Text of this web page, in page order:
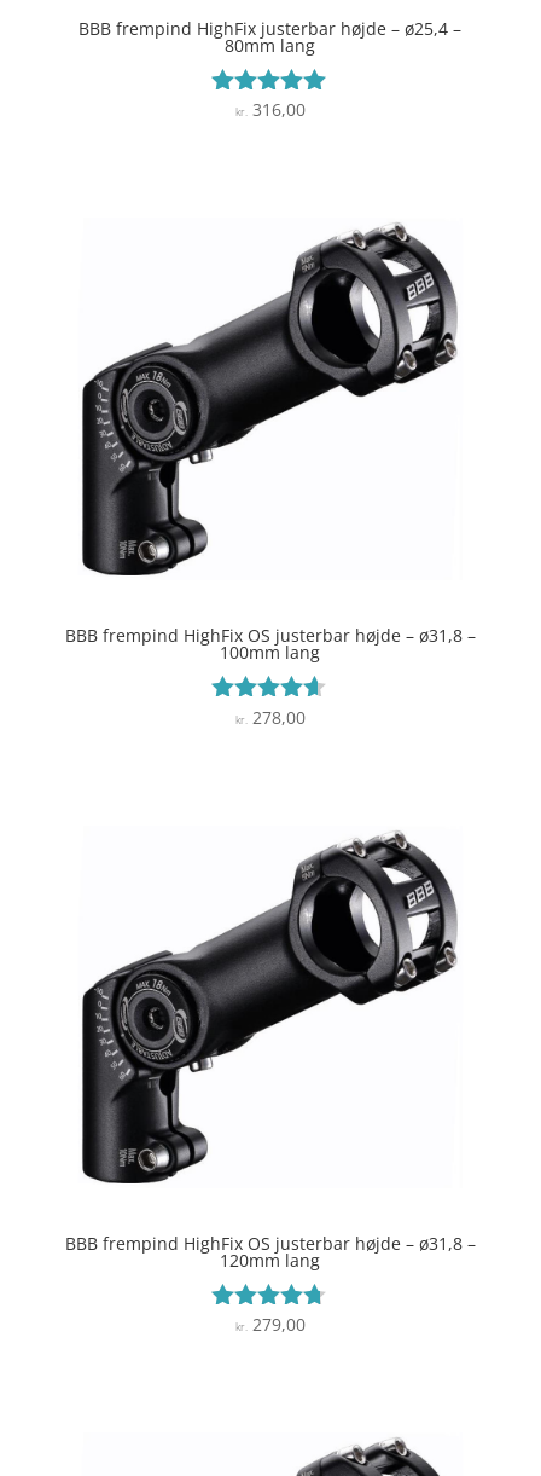
BBB frempind HighFix justerbar højde – ø25,4 –
80mm lang
Vurderet
kr.316,00
BBB frempind HighFix OS justerbar højde – ø31,8 –
100mm lang
Vurderet
kr. 278,00
BBB frempind HighFix OS justerbar højde – ø31,8 –
120mm lang
Vurderet
kr.279,00